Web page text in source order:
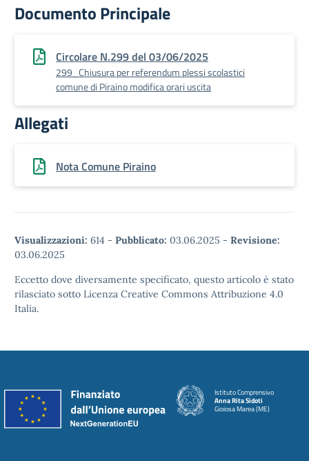
Documento Principale
Circolare N.299 del 03/06/2025
299_Chiusura per referendum plessi scolastici
comune di Piraino modifica orari uscita
Allegati
Nota Comune Piraino
Visualizzazioni: 614 - Pubblicato: 03.06.2025 - Revisione:
03.06.2025
Eccetto dove diversamente specificato, questo articolo è stato
rilasciato sotto Licenza Creative Commons Attribuzione 4.0
Italia.
Istituto Comprensivo
Anna Rita Sidoti
Gioiosa Marea (ME)